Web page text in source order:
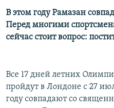
В этом году Рамазан
Перед многими
сейчас стоит вопрос:
Все 17 дней летних
пройдут в Лондоне с 27
году совпадают со